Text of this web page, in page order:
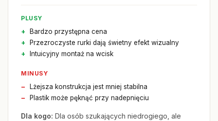
PLUSY
Bardzo przystępna cena
Przezroczyste rurki dają świetny efekt wizualny
Intuicyjny montaż na wcisk
MINUSY
Lżejsza konstrukcja jest mniej stabilna
Plastik może pęknąć przy nadepnięciu
Dla kogo: Dla osób szukających niedrogiego, ale